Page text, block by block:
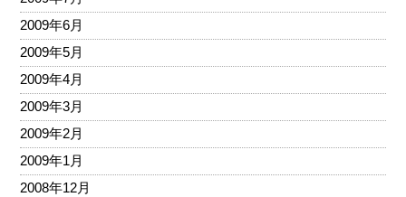
2009年6月
2009年5月
2009年4月
2009年3月
2009年2月
2009年1月
2008年12月